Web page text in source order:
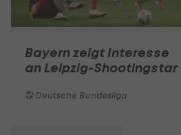
Bayern zeigt Interesse
an Leipzig-Shootingstar
Deutsche Bundesliga